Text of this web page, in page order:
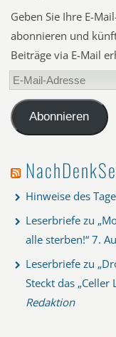
Geben Sie Ihre E-
abonnieren und
Beiträge via E-Mail
E-
Mail-
AdresseAbonnieren
Hinweise des
Leserbriefe zu
alle sterben!“ 7.
Leserbriefe zu
Steckt das „Celler
Redaktion